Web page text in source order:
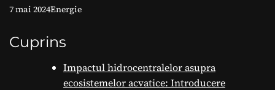
ecosistemelor
acvatice
7 mai 2024Energie
Cuprins
Impactul hidrocentralelor asupra
ecosistemelor acvatice: Introducere